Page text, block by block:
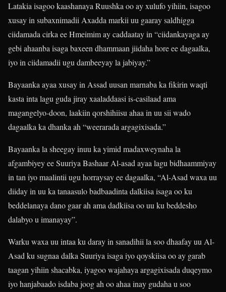
Latakia isagoo kaashanaya Ruushka oo ay xulufo yihiin, isagoo
xusay in subaxnimadii Axadda markii uu gaaray saldhigga
ciidamada cirka ee Hmeimim ay caddaatay in “ciidankayaga ay
gebi ahaanba isaga baxeen dhammaan jiidaha hore ee dagaalka,
iyo in ciidamadii ugu dambeeyay la jabiyay.”
Bayaanka ayaa xusay in Assad uusan marnaba ka fikirin waqti
kasta inta lagu guda jiray xaaladdaasi is-casilaad ama
magangelyo-doon, laakiin qorshihiisu ahaa in uu sii wado
dagaalka ka dhanka ah “weerarada argagixisada.”
Bayaanka la sheegay inuu ka yimid madaxweynaha la
afgambiyey ee Suuriya Bashaar Al-asad ayaa lagu bidhaammiyay
in tan iyo maalintii ugu horraysay ee dagaalka, “Al-Asad waxa uu
diiday in uu ka tanaasulo badbaadinta dalkiisa isaga oo ku
beddelanaya dano gaar ah ama dadkiisa oo uu ku beddesho
dalabyo u imanayay”.
Warku waxa uu intaa ku daray in sanadihii la soo dhaafay uu Al-
Asad ku sugnaa dalka Suuriya isaga iyo qoyskiisa oo ay garab
taagan yihiin shacabka, iyagoo wajahaya argagixisada duqeymo
iyo hanjabaado isdaba joog ah oo ahaa inay gudaha u soo